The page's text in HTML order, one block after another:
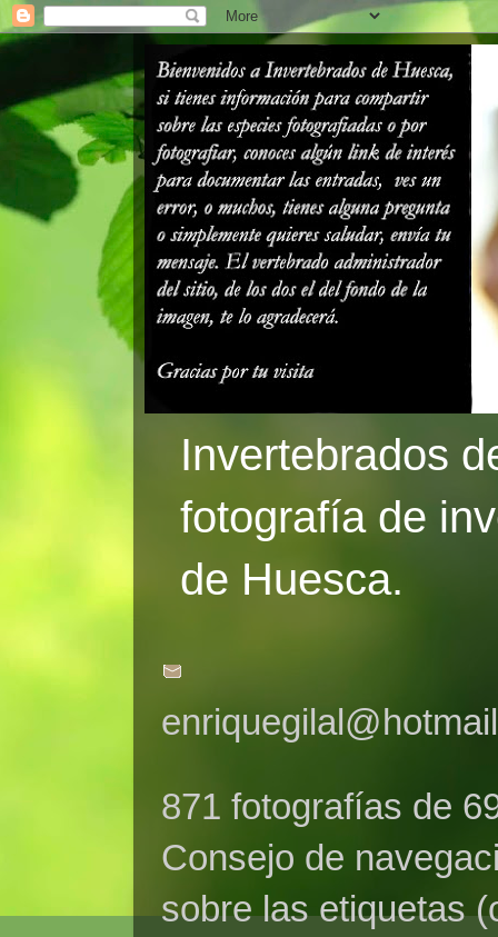
Invertebrados
fotografía de
de Huesca.
871 fotografías de
Consejo de
sobre las etiquetas